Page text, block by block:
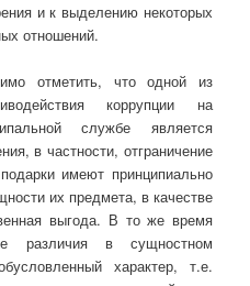
и к выделению некоторых
отношений.
отметить, что одной из
коррупции на
службе является
в частности, отграничение
имеют принципиально
их предмета, в качестве
выгода. В то же время
различия в сущностном
характер, т.е.